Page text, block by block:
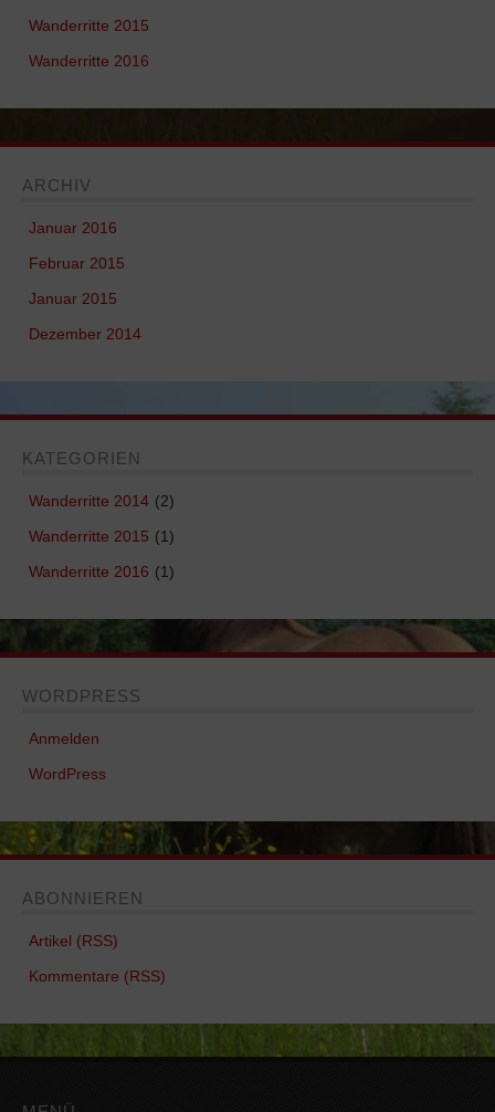
Wanderritte 2015
Wanderritte 2016
ARCHIV
Januar 2016
Februar 2015
Januar 2015
Dezember 2014
KATEGORIEN
Wanderritte 2014 (2)
Wanderritte 2015 (1)
Wanderritte 2016 (1)
WORDPRESS
Anmelden
WordPress
ABONNIEREN
Artikel (RSS)
Kommentare (RSS)